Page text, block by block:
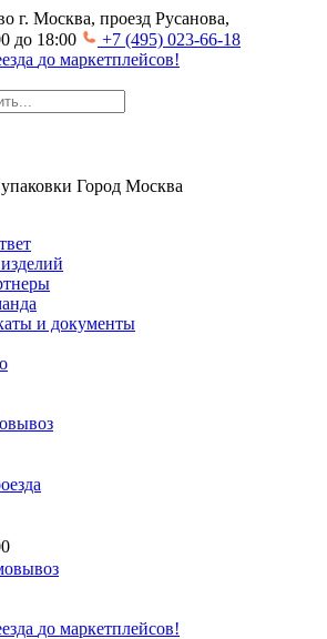
г. Москва, проезд Русанова,
до 18:00
+7 (495) 023-66-18
до маркетплейсов!
Город Москва
и документы
до маркетплейсов!